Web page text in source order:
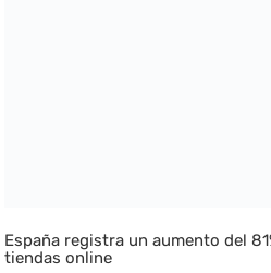
España registra un aumento del
tiendas online